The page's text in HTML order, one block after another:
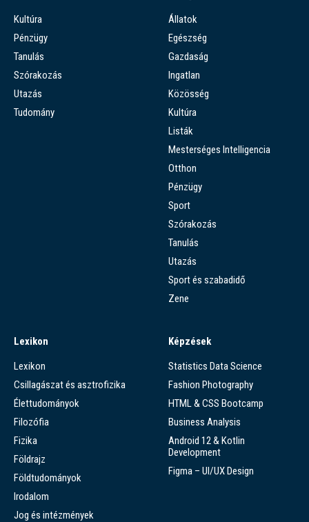
Kultúra
Pénzügy
Tanulás
Szórakozás
Utazás
Tudomány
Állatok
Egészség
Gazdaság
Ingatlan
Közösség
Kultúra
Listák
Mesterséges Intelligencia
Otthon
Pénzügy
Sport
Szórakozás
Tanulás
Utazás
Sport és szabadidő
Zene
Lexikon
Lexikon
Csillagászat és asztrofizika
Élettudományok
Filozófia
Fizika
Földrajz
Földtudományok
Irodalom
Jog és intézmények
Képzések
Statistics Data Science
Fashion Photography
HTML & CSS Bootcamp
Business Analysis
Android 12 & Kotlin
Development
Figma – UI/UX Design